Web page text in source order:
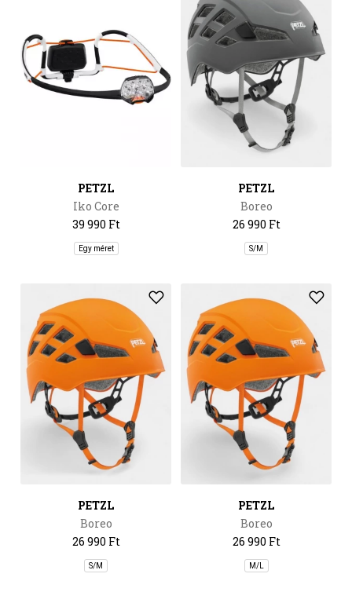
PETZL
Iko Core
39 990 Ft
Egy méret
PETZL
Boreo
26 990 Ft
S/M
PETZL
Boreo
26 990 Ft
S/M
PETZL
Boreo
26 990 Ft
M/L